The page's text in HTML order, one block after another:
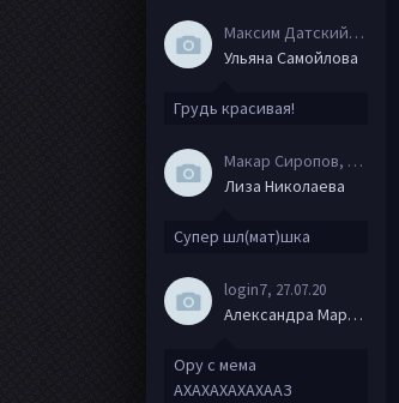
Максим Датский
, 15.08.20
Ульяна Самойлова
Грудь красивая!
Макар Сиропов, 08.08.20
Лиза Николаева
Супер шл(мат)шка
login7, 27.07.20
Александра Маркова
Ору с мема
АХАХАХАХАХААЗ